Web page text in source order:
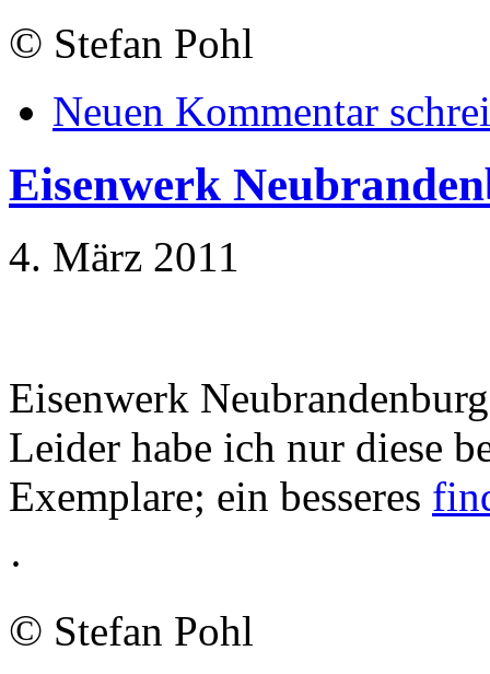
© Stefan Pohl
Neuen Kommentar
Eisenwerk
4. März 2011
Eisenwerk Neubrandenburg
Leider habe ich nur diese
Exemplare; ein besseres
·
© Stefan Pohl